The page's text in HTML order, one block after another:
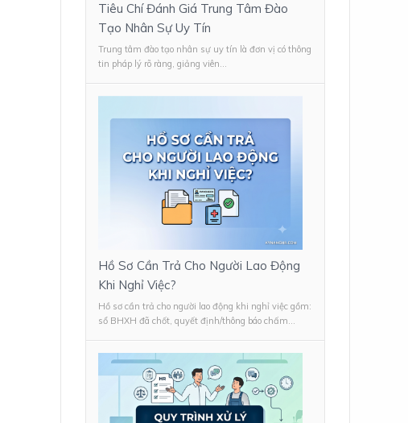
Tiêu Chí Đánh Giá Trung Tâm Đào
Tạo Nhân Sự Uy Tín
Trung tâm đào tạo nhân sự uy tín là đơn vị có thông
tin pháp lý rõ ràng, giảng viên...
Hồ Sơ Cần Trả Cho Người Lao Động
Khi Nghỉ Việc?
Hồ sơ cần trả cho người lao động khi nghỉ việc gồm:
sổ BHXH đã chốt, quyết định/thông báo chấm...